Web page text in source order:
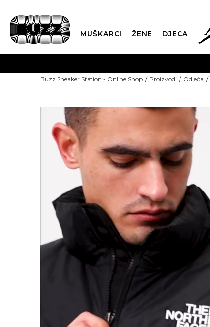
MUŠKARCI ŽENE DJECA
Buzz Sneaker Station - Online Shop Proizvodi Odjeća